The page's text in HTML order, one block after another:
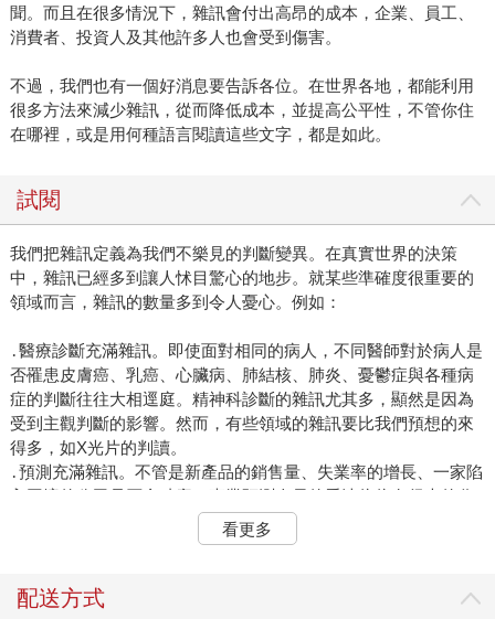
聞。而且在很多情況下，雜訊會付出高昂的成本，企業、員工、
消費者、投資人及其他許多人也會受到傷害。
不過，我們也有一個好消息要告訴各位。在世界各地，都能利用
很多方法來減少雜訊，從而降低成本，並提高公平性，不管你住
在哪裡，或是用何種語言閱讀這些文字，都是如此。
試閱
我們把雜訊定義為我們不樂見的判斷變異。在真實世界的決策
中，雜訊已經多到讓人怵目驚心的地步。就某些準確度很重要的
領域而言，雜訊的數量多到令人憂心。例如：
․醫療診斷充滿雜訊。即使面對相同的病人，不同醫師對於病人是
否罹患皮膚癌、乳癌、心臟病、肺結核、肺炎、憂鬱症與各種病
症的判斷往往大相逕庭。精神科診斷的雜訊尤其多，顯然是因為
受到主觀判斷的影響。然而，有些領域的雜訊要比我們預想的來
得多，如X光片的判讀。
․預測充滿雜訊。不管是新產品的銷售量、失業率的增長、一家陷
入困境的公司是否會破產，專業預測人員的看法往往有很大的分
歧。其實，他們對每一件事的預測都是如此不同；而且不但不同
預測人員的意見迥異，他們甚至可能不同意自己的看法。例如同
些人員預估的時數平均差異為71％。
看更多
配送方式